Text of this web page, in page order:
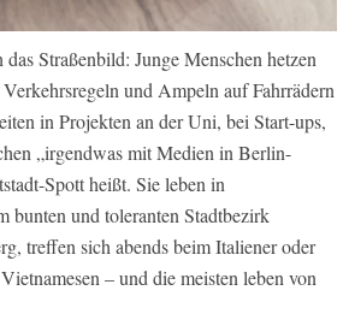
Straßenbild: Junge Menschen hetzen
und Ampeln auf Fahrrädern
in Projekten an der Uni, bei Start-ups,
„irgendwas mit Medien in Berlin-
Spott heißt. Sie leben in
bunten und toleranten Stadtbezirk
treffen sich abends beim Italiener oder
– und die meisten leben von